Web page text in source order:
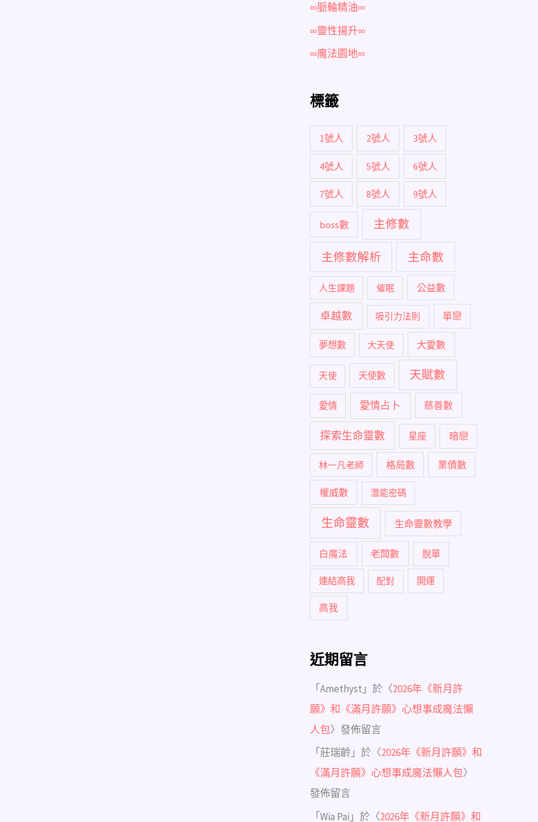
∞脈輪精油∞
∞靈性揚升∞
∞魔法園地∞
標籤
1號人 2號人 3號人
4號人 5號人 6號人
7號人 8號人 9號人
boss數 主修數
主修數解析 主命數
人生課題 催眠 公益數
卓越數 吸引力法則 單戀
夢想數 大天使 大愛數
天使 天使數 天賦數
愛情 愛情占卜 慈善數
探索生命靈數 星座 暗戀
林一凡老師 格局數 業債數
權威數 潛能密碼
生命靈數 生命靈數教學
白魔法 老闆數 脫單
連結高我 配對 開運
高我
近期留言
「Amethyst 」於〈2026年《新月許
願》和《滿月許願》心想事成魔法懶
人包〉發佈留言
「莊瑞齡 」於〈2026年《新月許願》和
《滿月許願》心想事成魔法懶人包〉
發佈留言
「Wia Pai 」於〈2026年《新月許願》和